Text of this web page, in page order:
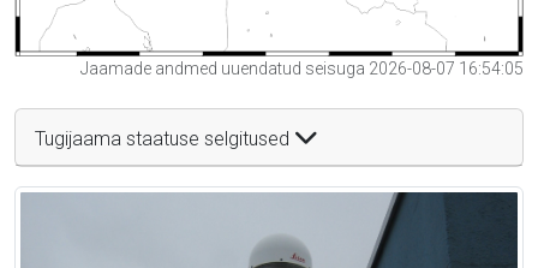
Jaamade andmed uuendatud seisuga 2026-08-07 16:54:05
Tugijaama staatuse selgitused